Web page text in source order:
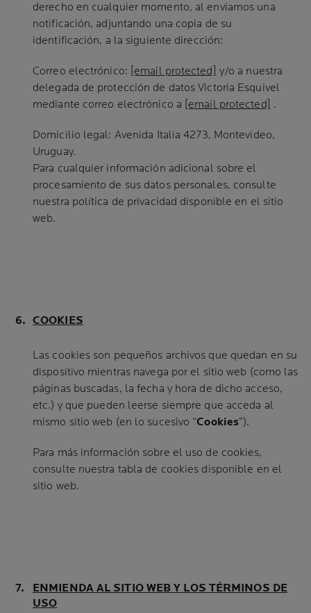
derecho en cualquier momento, al enviarnos una
notificación, adjuntando una copia de su
identificación, a la siguiente dirección:
Correo electrónico: [email protected] y/o a nuestra
delegada de protección de datos Victoria Esquivel
mediante correo electrónico a [email protected] .
Domicilio legal: Avenida Italia 4273, Montevideo,
Uruguay.
Para cualquier información adicional sobre el
procesamiento de sus datos personales, consulte
nuestra política de privacidad disponible en el sitio
web.
COOKIES
Las cookies son pequeños archivos que quedan en su
dispositivo mientras navega por el sitio web (como las
páginas buscadas, la fecha y hora de dicho acceso,
etc.) y que pueden leerse siempre que acceda al
mismo sitio web (en lo sucesivo “Cookies”).
Para más información sobre el uso de cookies,
consulte nuestra tabla de cookies disponible en el
sitio web.
ENMIENDA AL SITIO WEB Y LOS TÉRMINOS DE
USO